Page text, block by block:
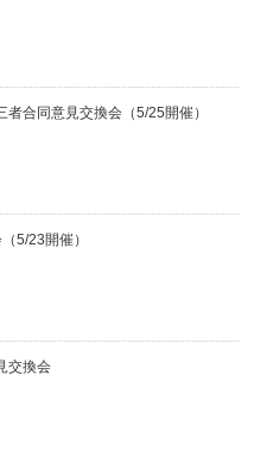
合同意見交換会（5/25開催）
5/23開催）
交換会